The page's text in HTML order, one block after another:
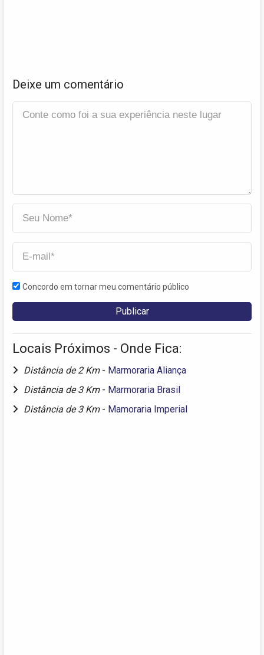
Deixe um comentário
Concordo em tornar meu comentário público
Locais Próximos - Onde Fica:
Distância de 2 Km - Marmoraria Aliança
Distância de 3 Km - Marmoraria Brasil
Distância de 3 Km - Mamoraria Imperial